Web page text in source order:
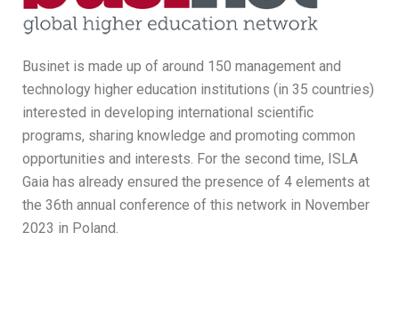
Businet is made up of around 150 management and
technology higher education institutions (in 35 countries)
interested in developing international scientific
programs, sharing knowledge and promoting common
opportunities and interests. For the second time, ISLA
Gaia has already ensured the presence of 4 elements at
the 36th annual conference of this network in November
2023 in Poland.